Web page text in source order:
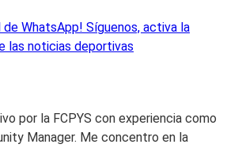
de WhatsApp! Síguenos, activa la
las noticias deportivas
por la FCPYS con experiencia como
Manager. Me concentro en la